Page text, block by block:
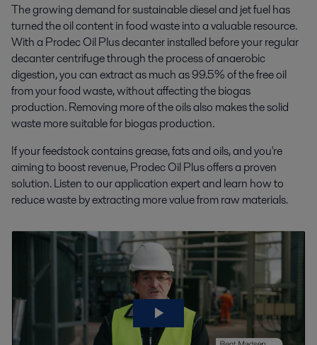
The growing demand for sustainable diesel and jet fuel has
turned the oil content in food waste into a valuable resource.
With a Prodec Oil Plus decanter installed before your regular
decanter centrifuge through the process of anaerobic
digestion, you can extract as much as 99.5% of the free oil
from your food waste, without affecting the biogas
production. Removing more of the oils also makes the solid
waste more suitable for biogas production.
If your feedstock contains grease, fats and oils, and you're
aiming to boost revenue, Prodec Oil Plus offers a proven
solution. Listen to our application expert and learn how to
reduce waste by extracting more value from raw materials.